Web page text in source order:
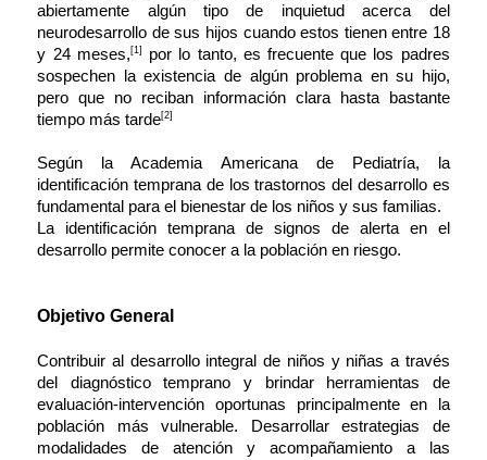
abiertamente algún tipo de inquietud acerca del
neurodesarrollo de sus hijos cuando estos tienen entre 18
y 24 meses, [1]
por lo tanto, es frecuente que los padres
sospechen la existencia de algún problema en su hijo,
pero que no reciban información clara hasta bastante
tiempo más tarde[2]
Según la Academia Americana de Pediatría, la
identificación temprana de los trastornos del desarrollo es
fundamental para el bienestar de los niños y sus familias.
La identificación temprana de signos de alerta en el
desarrollo permite conocer a la población en riesgo.
Objetivo General
Contribuir al desarrollo integral de niños y niñas a través
del diagnóstico temprano y brindar herramientas de
evaluación-intervención oportunas principalmente en la
población más vulnerable. Desarrollar estrategias de
modalidades de atención y acompañamiento a las